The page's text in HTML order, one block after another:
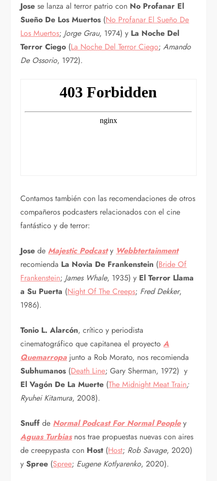
Jose se lanza al terror patrio con No Profanar El
Sueño De Los Muertos (No Profanar El Sueño De
Los Muertos; Jorge Grau, 1974) y La Noche Del
Terror Ciego (La Noche Del Terror Ciego;Amando
De Ossorio, 1972).
Contamos también con las recomendaciones de otros
compañeros podcasters relacionados con el cine
fantástico y de terror:
Jose deMajestic Podcasty Webbtertainment
recomienda La Novia De Frankenstein (Bride Of
Frankenstein; James Whale, 1935) y El Terror Llama
a Su Puerta (Night Of The Creeps; Fred Dekker,
1986).
Tonio L. Alarcón, crítico y periodista
cinematográfico que capitanea el proyectoA
Quemarropa junto a Rob Morato, nos recomienda
Subhumanos (Death Line; Gary Sherman, 1972) y
El Vagón De La Muerte (The Midnight Meat Train;
Ryuhei Kitamura, 2008).
Snuffde Normal Podcast For Normal Peopley
Aguas Turbiasnos trae propuestas nuevas con aires
de creepypasta con Host (Host; Rob Savage, 2020)
ySpree (Spree; Eugene Kotlyarenko, 2020).